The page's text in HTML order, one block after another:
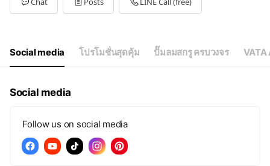
WedOpen 24 hours
Open 24 hours
Social media โปรโมชั่นสุดคุ้ม ปั๊มลมสกรู ครบวงจร VATA
Social media
Follow us on social media